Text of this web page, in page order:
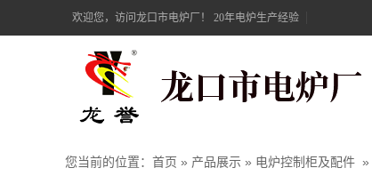
欢迎您，访问龙口市电炉厂！ 20年电炉生产经验
您当前的位置： 首页 » 产品展示 » 电炉控制柜及配件 »